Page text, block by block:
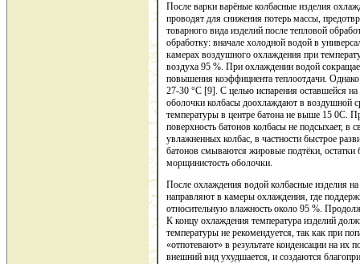
После варки варёные колбасные изделия
проводят для снижения потерь массы,
товарного вида изделий после тепловой
обработку: вначале холодной водой в
камерах воздушного охлаждения при
воздуха 95 %. При охлаждении водой
повышения коэффициента теплоотдачи.
27-30 °С [9]. С целью испарения оставшейся
оболочки колбасы доохлаждают в воздушной
температуры в центре батона не выше 15 0С.
поверхность батонов колбасы не подсыхает,
увлажненных колбас, в частности быстрое
батонов смываются жировые подтёки, остатки
морщинистость оболочки.
После охлаждения водой колбасные изделия
направляют в камеры охлаждения, где
относительную влажность около 95 %.
К концу охлаждения температура изделий
температуры не рекомендуется, так как при
«отпотевают» в результате конденсации на их
внешний вид ухудшается, и создаются